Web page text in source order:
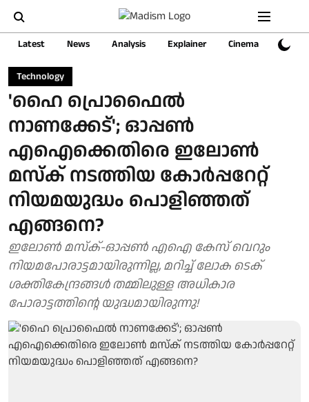
Latest News Analysis Explainer Cinema Sports
Technology
'ഹൈ പ്രൊഫൈല്‍
നാണക്കേട്'; ഓപ്പണ്‍
എഐക്കെതിരെ ഇലോണ്‍
മസ്ക് നടത്തിയ കോർപ്പറേറ്റ്
നിയമയുദ്ധം പൊളിഞ്ഞത്
എങ്ങനെ?
ഇലോണ്‍ മസ്ക്-ഓപ്പണ്‍ എഐ കേസ് വെറും
നിയമപോരാട്ടമായിരുന്നില്ല, മറിച്ച് ലോക ടെക്
ശക്തികേന്ദ്രങ്ങൾ തമ്മിലുള്ള അധികാര
പോരാട്ടത്തിന്റെ യുദ്ധമായിരുന്നു!